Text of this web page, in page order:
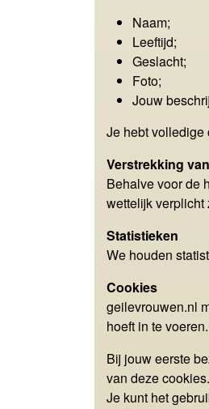
Naam;
Leeftijd;
Geslacht;
Foto;
Jouw
Je hebt volledige
Verstrekking
Behalve voor de
wettelijk verplicht
Statistieken
We houden
Cookies
geilevrouwen.nl
hoeft in te
Bij jouw eerste
van deze cookies.
Je kunt het